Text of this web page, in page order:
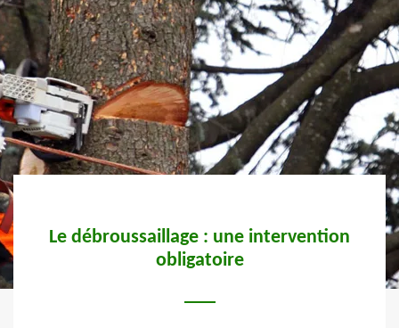
Le débroussaillage : une intervention
obligatoire